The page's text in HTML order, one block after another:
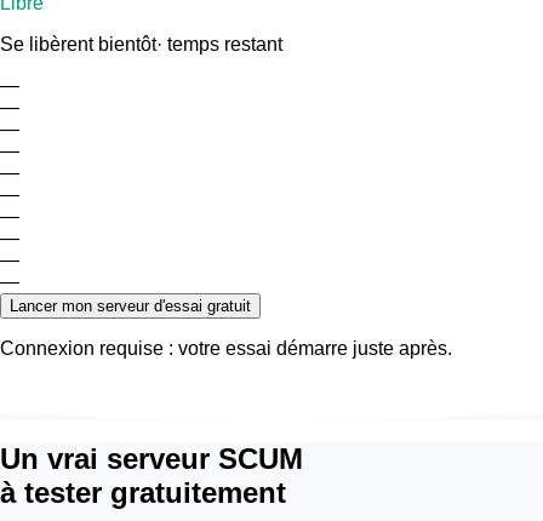
Se libèrent bientôt· temps restant
—
—
—
—
—
—
—
—
—
—
Lancer mon serveur d'essai gratuit
Connexion requise : votre essai démarre juste après.
Un vrai serveur SCUM
à tester gratuitement